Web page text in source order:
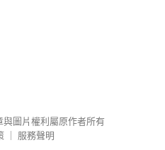
與圖片權利屬原作者所有
服務聲明